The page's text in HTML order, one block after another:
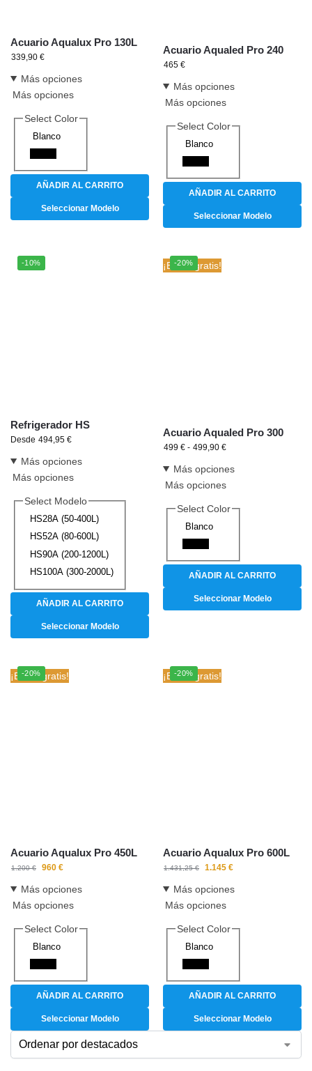
Acuario Aqualux Pro 130L
339,90 €
Más opciones
Más opciones
Select Color
Blanco
AÑADIR AL CARRITO
Seleccionar Modelo
Acuario Aqualed Pro 240
465 €
Más opciones
Más opciones
Select Color
Blanco
AÑADIR AL CARRITO
Seleccionar Modelo
-10%
Refrigerador HS
Desde 494,95 €
Más opciones
Más opciones
Select Modelo
HS28A (50-400L)
HS52A (80-600L)
HS90A (200-1200L)
HS100A (300-2000L)
AÑADIR AL CARRITO
Seleccionar Modelo
-20%
¡Envío gratis!
Acuario Aqualed Pro 300
499 € - 499,90 €
Más opciones
Más opciones
Select Color
Blanco
AÑADIR AL CARRITO
Seleccionar Modelo
-20%
¡Envío gratis!
Acuario Aqualux Pro 450L
1.200€ 960 €
Más opciones
Más opciones
Select Color
Blanco
AÑADIR AL CARRITO
Seleccionar Modelo
-20%
¡Envío gratis!
Acuario Aqualux Pro 600L
1.431,25€ 1.145 €
Más opciones
Más opciones
Select Color
Blanco
AÑADIR AL CARRITO
Seleccionar Modelo